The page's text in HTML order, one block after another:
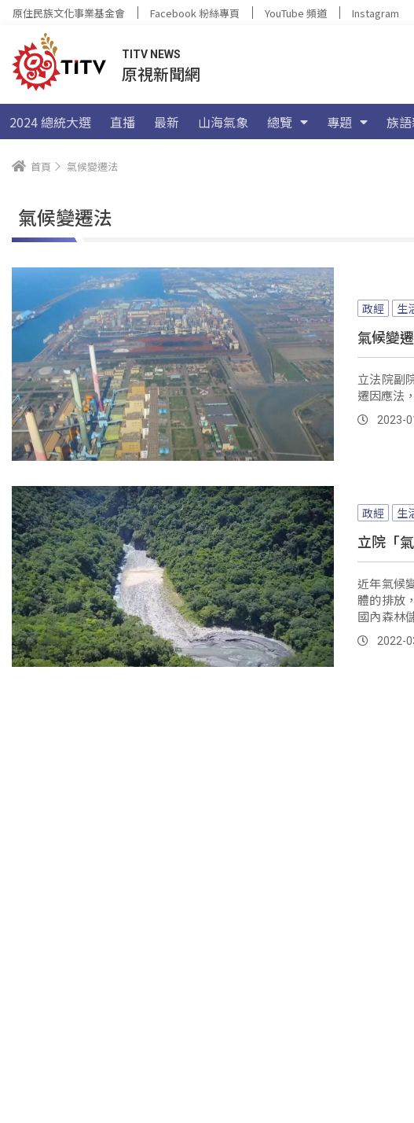
原住民族文化事業基金會 Facebook 粉絲專頁 YouTube 頻道 Instagram
TITV NEWS
原視新聞網
2024 總統大選 直播 最新 山海氣象 總覽 專題 族
首頁 氣候變遷法
氣候變遷法
政經 生
氣候變
立法院副
遷因應法
2023-
政經 生
立院「
近年氣候
體的排放
國內森林
怎麼訂？
民土地主
2022-